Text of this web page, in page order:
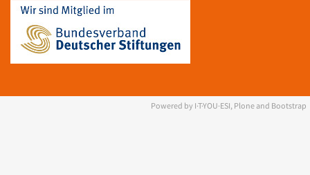
Powered by I·T·YOU·ESI, Plone and Bootstrap